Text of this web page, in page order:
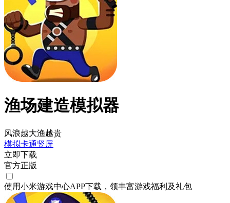
渔场建造模拟器
风浪越大渔越贵
模拟卡通竖屏
立即下载
官方正版
使用小米游戏中心APP下载 ，领丰富游戏福利 及礼包